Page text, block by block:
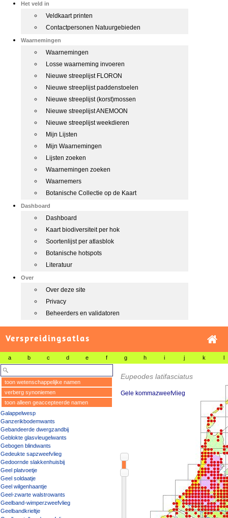
Het veld in
Veldkaart printen
Contactpersonen Natuurgebieden
Waarnemingen
Waarnemingen
Losse waarneming invoeren
Nieuwe streeplijst FLORON
Nieuwe streeplijst paddenstoelen
Nieuwe streeplijst (korst)mossen
Nieuwe streeplijst ANEMOON
Nieuwe streeplijst weekdieren
Mijn Lijsten
Mijn Waarnemingen
Lijsten zoeken
Waarnemingen zoeken
Waarnemers
Botanische Collectie op de Kaart
Dashboard
Dashboard
Kaart biodiversiteit per hok
Soortenlijst per atlasblok
Botanische hotspots
Literatuur
Over
Over deze site
Privacy
Beheerders en validatoren
Verspreidingsatlas
a b c d e f g h i j k l
toon wetenschappelijke namen
verberg synoniemen
toon alleen geaccepteerde namen
Galappelwesp
Ganzerikbodemwants
Gebandeerde dwergzandbij
Geblokte glasvleugelwants
Gebogen blindwants
Gedeukte sapzweefvlieg
Gedoornde slakkenhuisbij
Geel platvoetje
Geel soldaatje
Geel wilgenhaantje
Geel-zwarte walstrowants
Geelband-wimperzweefvlieg
Geelbandkrieltje
Eupeodes latifasciatus
Gele kommazweefvlieg